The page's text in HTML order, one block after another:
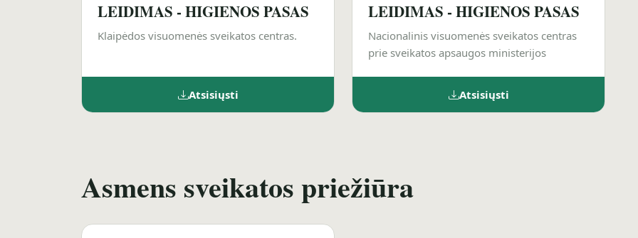
LEIDIMAS - HIGIENOS PASAS
Klaipėdos visuomenės sveikatos centras.
Atsisiųsti
LEIDIMAS - HIGIENOS PASAS
Nacionalinis visuomenės sveikatos centras
prie sveikatos apsaugos ministerijos
Atsisiųsti
Asmens sveikatos priežiūra